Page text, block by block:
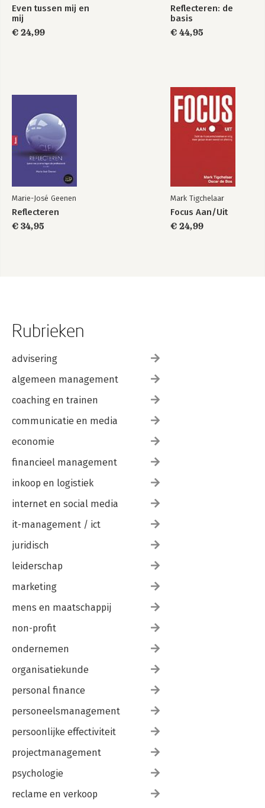
Even tussen mij en
mij
€ 24,99
Reflecteren: de
basis
€ 44,95
Marie-José Geenen
Reflecteren
€ 34,95
Mark Tigchelaar
Focus Aan/Uit
€ 24,99
Rubrieken
advisering
algemeen management
coaching en trainen
communicatie en media
economie
financieel management
inkoop en logistiek
internet en social media
it-management / ict
juridisch
leiderschap
marketing
mens en maatschappij
non-profit
ondernemen
organisatiekunde
personal finance
personeelsmanagement
persoonlijke effectiviteit
projectmanagement
psychologie
reclame en verkoop